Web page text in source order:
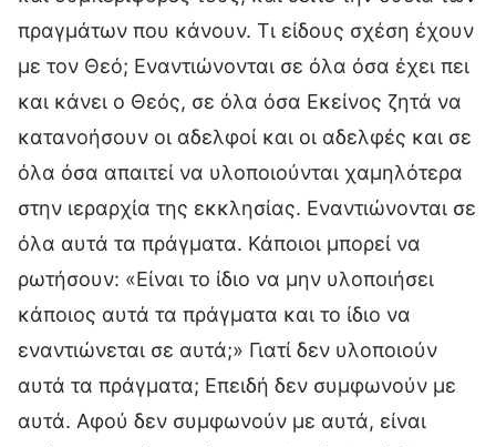
πραγμάτων που κάνουν. Τι είδους σχέση έχουν
με τον Θεό; Εναντιώνονται σε όλα όσα έχει πει
και κάνει ο Θεός, σε όλα όσα Εκείνος ζητά να
κατανοήσουν οι αδελφοί και οι αδελφές και σε
όλα όσα απαιτεί να υλοποιούνται χαμηλότερα
στην ιεραρχία της εκκλησίας. Εναντιώνονται σε
όλα αυτά τα πράγματα. Κάποιοι μπορεί να
ρωτήσουν: «Είναι το ίδιο να μην υλοποιήσει
κάποιος αυτά τα πράγματα και το ίδιο να
εναντιώνεται σε αυτά;» Γιατί δεν υλοποιούν
αυτά τα πράγματα; Επειδή δεν συμφωνούν με
αυτά. Αφού δεν συμφωνούν με αυτά, είναι